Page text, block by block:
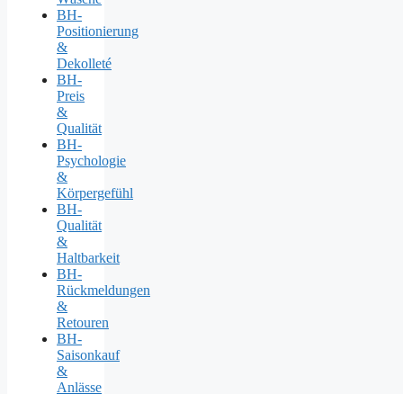
BH-
Positionierung
&
Dekolleté
BH-
Preis
&
Qualität
BH-
Psychologie
&
Körpergefühl
BH-
Qualität
&
Haltbarkeit
BH-
Rückmeldungen
&
Retouren
BH-
Saisonkauf
&
Anlässe